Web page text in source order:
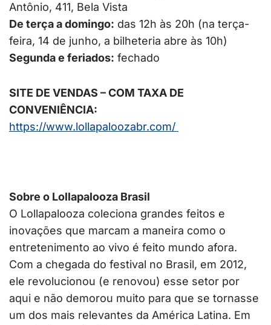
Antônio, 411, Bela Vista
De terça a domingo: das 12h às 20h (na terça-
feira, 14 de junho, a bilheteria abre às 10h)
Segunda e feriados: fechado
SITE DE VENDAS – COM TAXA DE
CONVENIÊNCIA:
https://www.lollapaloozabr.com/
Sobre o Lollapalooza Brasil
O Lollapalooza coleciona grandes feitos e
inovações que marcam a maneira como o
entretenimento ao vivo é feito mundo afora.
Com a chegada do festival no Brasil, em 2012,
ele revolucionou (e renovou) esse setor por
aqui e não demorou muito para que se tornasse
um dos mais relevantes da América Latina. Em